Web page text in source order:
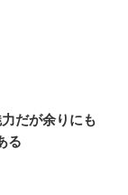
だが余りにも
る